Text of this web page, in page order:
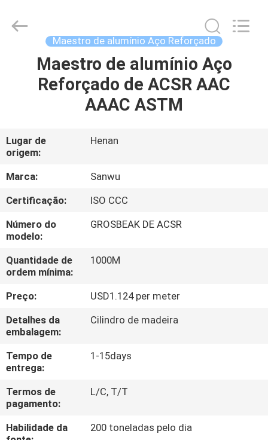
CASA
PRODUTOS
SOBRE
NÓS
EXCURSÃO
DA
FÁBRICA
CONTROLE
DA
QUALIDADE
CONTACTE-
NOS
NOTÍCIA
Cable
Maestro de alumínio Aço Reforçado
Maestro de alumínio Aço
Reforçado de ACSR AAC
AAAC ASTM
Lugar de
origem:
Henan
Marca:
Sanwu
Certificação:
ISO CCC
Número do
modelo:
GROSBEAK DE ACSR
Quantidade de
ordem mínima:
1000M
Preço:
USD1.124 per meter
Detalhes da
embalagem:
Cilindro de madeira
Tempo de
entrega:
1-15days
Termos de
pagamento:
L/C, T/T
Habilidade da
200 toneladas pelo dia